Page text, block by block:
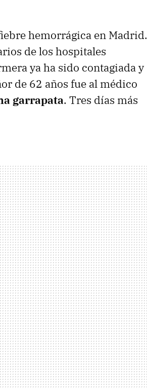
hemorrágica en Madrid.
de los hospitales
ya ha sido contagiada y
de 62 años fue al médico
garrapata. Tres días más